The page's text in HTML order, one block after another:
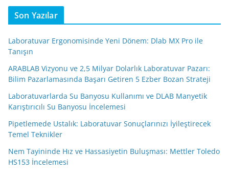
Son Yazılar
Laboratuvar Ergonomisinde Yeni Dönem: Dlab MX Pro ile
Tanışın
ARABLAB Vizyonu ve 2,5 Milyar Dolarlık Laboratuvar Pazarı:
Bilim Pazarlamasında Başarı Getiren 5 Ezber Bozan Strateji
Laboratuvarlarda Su Banyosu Kullanımı ve DLAB Manyetik
Karıştırıcılı Su Banyosu İncelemesi
Pipetlemede Ustalık: Laboratuvar Sonuçlarınızı İyileştirecek
Temel Teknikler
Nem Tayininde Hız ve Hassasiyetin Buluşması: Mettler Toledo
HS153 İncelemesi